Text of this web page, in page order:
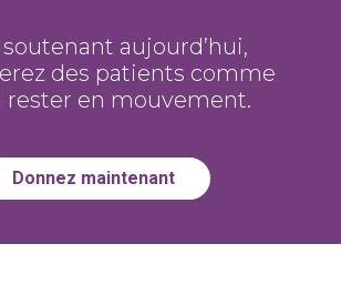
aujourd’hui,
des patients comme
rester en mouvement.
Donnez maintenant